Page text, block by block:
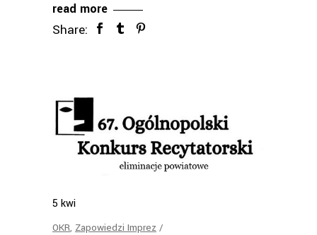
read more
Share:
5 kwi
OKR, Zapowiedzi Imprez